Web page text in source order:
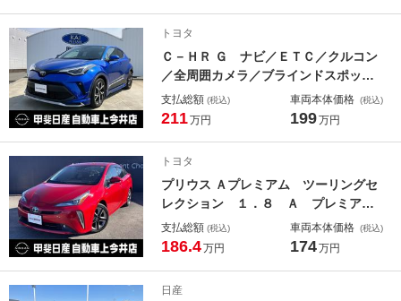
／シートヒーター
トヨタ
Ｃ－ＨＲ Ｇ ナビ／ＥＴＣ／クルコン
／全周囲カメラ／ブラインドスポット
モニター／衝突軽減ブレーキ／障害物
センサー／ＬＥＤヘッドライト／フロ
接続
支払総額 (税込)
211万円
車両本体価格 (税込)
199万円
トヨタ
プリウス Ａプレミアム ツーリングセ
レクション １．８ Ａ プレミア
ム ツーリングセレクション Ｅ－Ｆ
ｏｕｒ ４ＷＤ クルーズコントロー
支払総額 (税込)
186.4万円
車両本体価格 (税込)
174万円
日産